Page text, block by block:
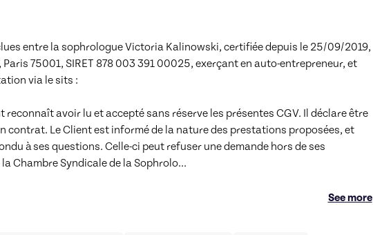
entre la sophrologue Victoria Kalinowski, certifiée depuis le 25/09/2019,
75001, SIRET 878 003 391 00025, exerçant en auto-entrepreneur, et
via le sits :
reconnaît avoir lu et accepté sans réserve les présentes CGV. Il déclare être
contrat. Le Client est informé de la nature des prestations proposées, et
à ses questions. Celle-ci peut refuser une demande hors de ses
Chambre Syndicale de la Sophrolo...
See more